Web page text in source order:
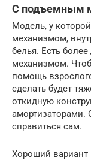
С подъемным
Модель, у
механизмом,
белья. Есть
механизмом.
помощь
сделать будет
откидную
справиться сам.
Хороший